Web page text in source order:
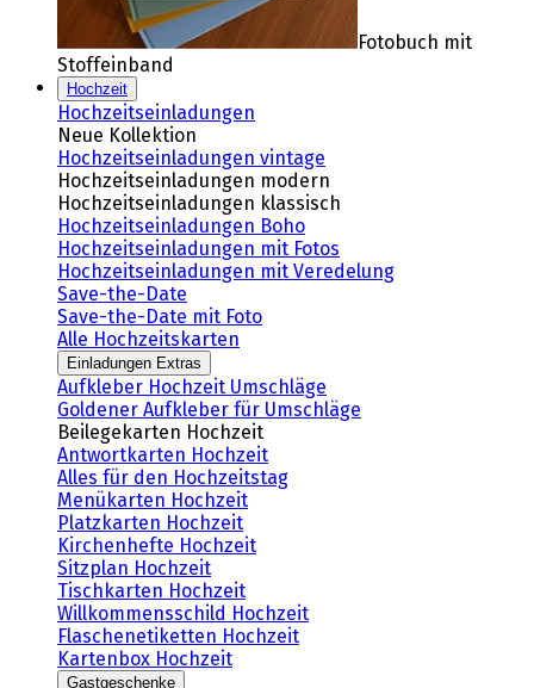
Fotobuch mit
Stoffeinband
Hochzeit
Hochzeitseinladungen
Neue Kollektion
Hochzeitseinladungen vintage
Hochzeitseinladungen modern
Hochzeitseinladungen klassisch
Hochzeitseinladungen Boho
Hochzeitseinladungen mit Fotos
Hochzeitseinladungen mit Veredelung
Save-the-Date
Save-the-Date mit Foto
Alle Hochzeitskarten
Einladungen Extras
Aufkleber Hochzeit Umschläge
Goldener Aufkleber für Umschläge
Beilegekarten Hochzeit
Antwortkarten Hochzeit
Alles für den Hochzeitstag
Menükarten Hochzeit
Platzkarten Hochzeit
Kirchenhefte Hochzeit
Sitzplan Hochzeit
Tischkarten Hochzeit
Willkommensschild Hochzeit
Flaschenetiketten Hochzeit
Kartenbox Hochzeit
Gastgeschenke